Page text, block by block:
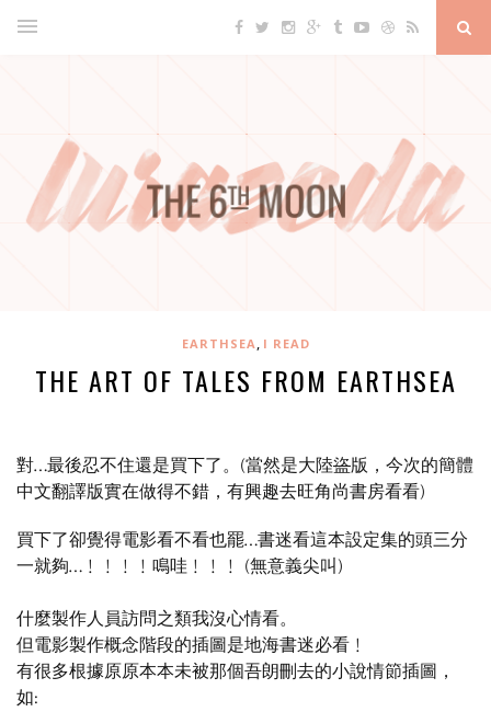
EARTHSEA, I READ
THE ART OF TALES FROM EARTHSEA
對…最後忍不住還是買下了。(當然是大陸盜版，今次的簡體
中文翻譯版實在做得不錯，有興趣去旺角尚書房看看)
買下了卻覺得電影看不看也罷…書迷看這本設定集的頭三分
一就夠…﹗﹗﹗﹗鳴哇﹗﹗﹗ (無意義尖叫)
什麼製作人員訪問之類我沒心情看。
但電影製作概念階段的插圖是地海書迷必看﹗
有很多根據原原本本未被那個吾朗刪去的小說情節插圖，
如: